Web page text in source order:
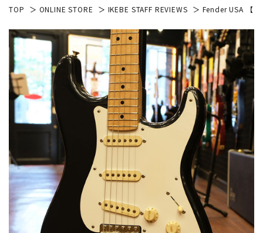
エレキギター アコギ/エレアコ
ベース ウクレレ
パーカッション
キーボード 電子ピアノ
TOP ONLINE STORE IKEBE STAFF REVIEWS Fender USA 【